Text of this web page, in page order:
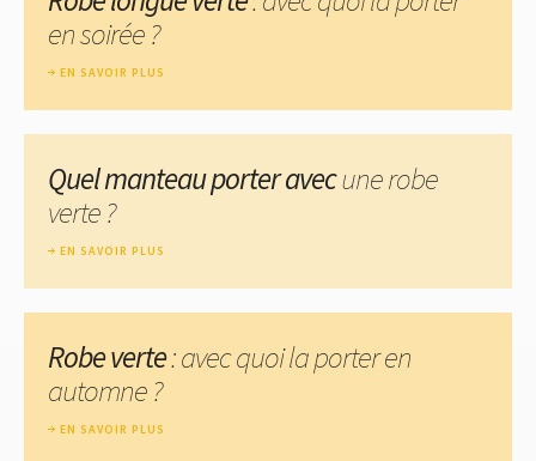
en soirée ?
EN SAVOIR PLUS
Quel manteau porter avecune robe
verte ?
EN SAVOIR PLUS
Robe verte: avec quoi la porter en
automne ?
EN SAVOIR PLUS